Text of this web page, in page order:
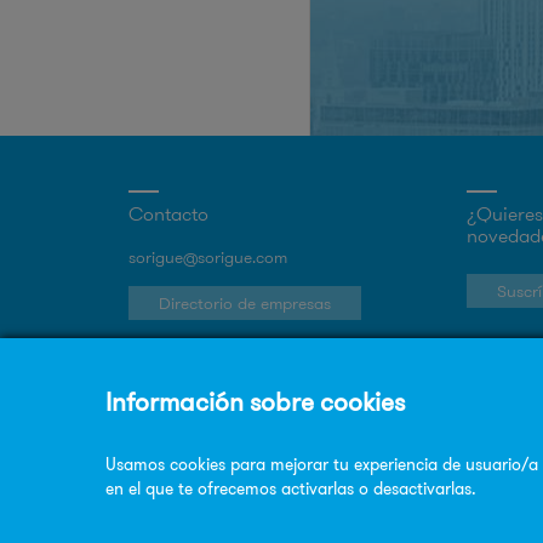
Contacto
sorigue@sorigue.com
Directorio de empresas